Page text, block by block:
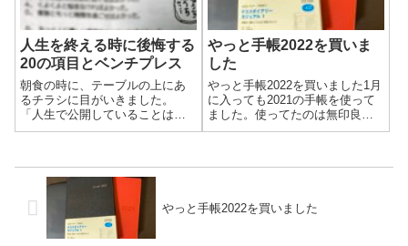
人生を終える時に後悔する
20の項目とベンチプレス
朝食の時に、テーブルの上にあ
るチラシに目がいきました。
「人生で公開していることはな
んですか？」
やっと手帳2022を買いま
した
やっと手帳2022を買いました1月
に入っても2021の手帳を使って
ました。使ってたのは無印良品
のマンスリーウィークリーB6の
が、...
やっと手帳2022を買いました